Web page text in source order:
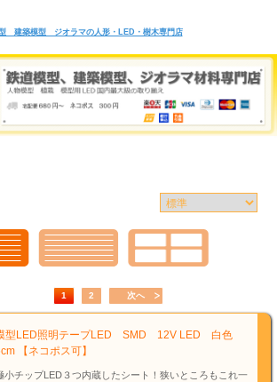
建築模型 ジオラマの人形・LED・樹木専門店
1 2 次へ
型LED照明テープLED SMD 12V LED 白色
【ネコポス可】
小チップLED３つ内蔵したシート！狭いところもこれ一